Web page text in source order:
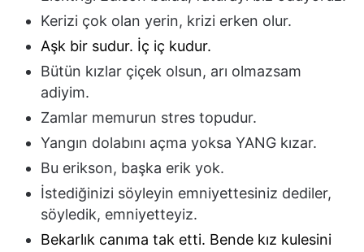
Kerizi çok olan yerin, krizi erken olur.
Aşk bir sudur. İç iç kudur.
Bütün kızlar çiçek olsun, arı olmazsam
adiyim.
Zamlar memurun stres topudur.
Yangın dolabını açma yoksa YANG kızar.
Bu erikson, başka erik yok.
İstediğinizi söyleyin emniyettesiniz dediler,
söyledik, emniyetteyiz.
Bekarlık canıma tak etti. Bende kız kulesini